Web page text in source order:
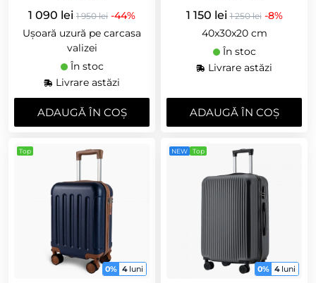
1 090 lei 1 950 lei -44%
Ușoară uzură pe carcasa
valizei
În stoc
Livrare astăzi
ADAUGǍ ÎN COȘ
1 150 lei 1 250 lei -8%
40x30x20 cm
În stoc
Livrare astăzi
ADAUGǍ ÎN COȘ
Top
0% 4 luni
NEW Top
0% 4 luni